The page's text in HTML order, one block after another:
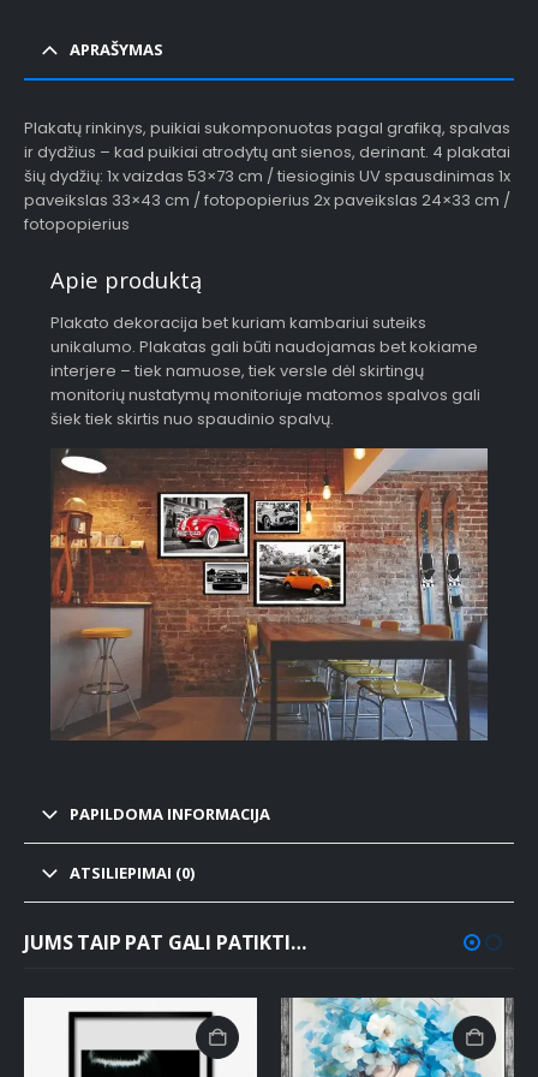
APRAŠYMAS
Plakatų rinkinys, puikiai sukomponuotas pagal grafiką, spalvas
ir dydžius – kad puikiai atrodytų ant sienos, derinant. 4 plakatai
šių dydžių: 1x vaizdas 53×73 cm / tiesioginis UV spausdinimas 1x
paveikslas 33×43 cm / fotopopierius 2x paveikslas 24×33 cm /
fotopopierius
Apie produktą
Plakato dekoracija bet kuriam kambariui suteiks
unikalumo. Plakatas gali būti naudojamas bet kokiame
interjere – tiek namuose, tiek versle dėl skirtingų
monitorių nustatymų monitoriuje matomos spalvos gali
šiek tiek skirtis nuo spaudinio spalvų.
PAPILDOMA INFORMACIJA
ATSILIEPIMAI (0)
JUMS TAIP PAT GALI PATIKTI…